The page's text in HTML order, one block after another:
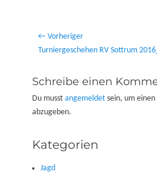
Beitragsnavigation
← Vorheriger
Vorheriger
Turniergeschehen RV Sottrum
Schreibe einen
Du musst angemeldet sein, um
abzugeben.
Kategorien
Jagd